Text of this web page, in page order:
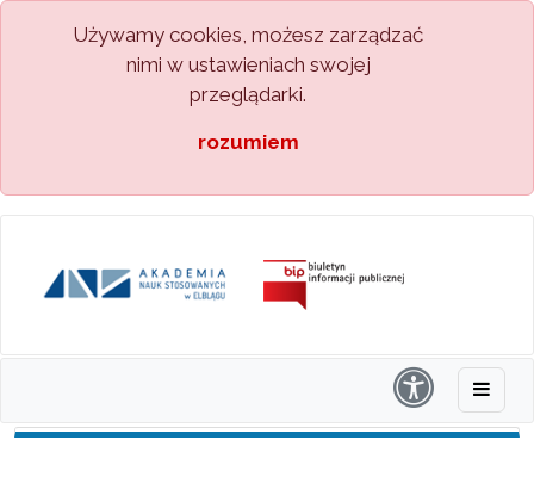
Używamy cookies, możesz zarządzać
nimi w ustawieniach swojej
przeglądarki.
rozumiem